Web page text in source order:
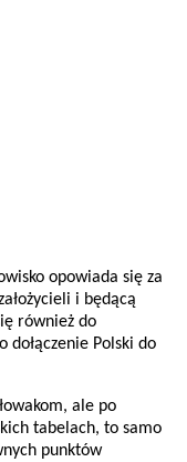
opowiada się za
i będącą
również do
dołączenie Polski do
ale po
tabelach, to samo
punktów